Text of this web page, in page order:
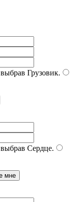
Грузовик.
Сердце.